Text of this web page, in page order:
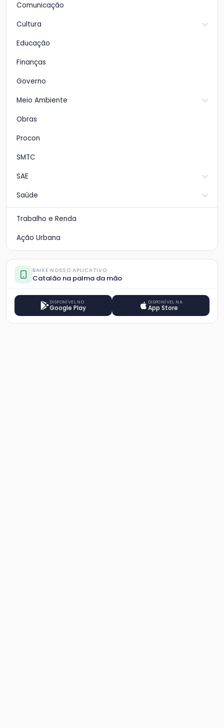
Comunicação
Cultura
Educação
Finanças
Governo
Meio Ambiente
Obras
Procon
SMTC
SAE
Saúde
Trabalho e Renda
Ação Urbana
BAIXE NOSSO APLICATIVO
Catalão na palma da mão
DISPONÍVEL NO
Google Play
DISPONÍVEL NA
App Store